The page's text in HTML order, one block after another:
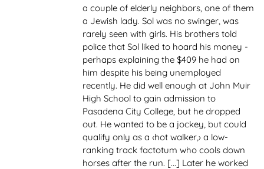
a couple of elderly neighbors, one of them
a Jewish lady. Sol was no swinger, was
rarely seen with girls. His brothers told
police that Sol liked to hoard his money -
perhaps explaining the $409 he had on
him despite his being unemployed
recently. He did well enough at John Muir
High School to gain admission to
Pasadena City College, but he dropped
out. He wanted to be a jockey, but could
qualify only as a ‹hot walker,› a low-
ranking track factotum who cools down
horses after the run. [...] Later he worked